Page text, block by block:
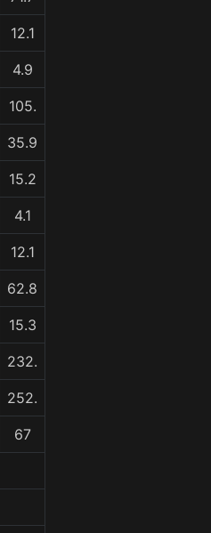
12.1
4.9
105.
35.9
15.2
4.1
12.1
62.8
15.3
232.
252.
67